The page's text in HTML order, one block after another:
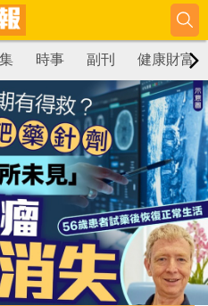
時事 副刊 健康財富